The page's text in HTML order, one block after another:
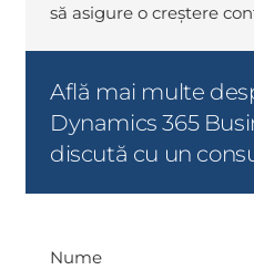
să asigure o creștere
Află mai multe
Dynamics 365
discută cu un
Nume
Nume